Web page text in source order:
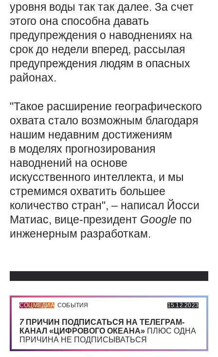
уровня воды так так далее. За счет
этого она способна давать
предупреждения о наводнениях на
срок до недели вперед, рассылая
предупреждения людям в опасных
районах.
"Такое расширение географического
охвата стало возможным благодаря
нашим недавним достижениям
в моделях прогнозирования
наводнений на основе
искусственного интеллекта, и мы
стремимся охватить большее
количество стран", – написал Йосси
Матиас, вице-президент Google по
инженерным разработкам.
СОЦМЕДИА СОБЫТИЯ 15.12.2023
7 ПРИЧИН ПОДПИСАТЬСЯ НА ТЕЛЕГРАМ-
КАНАЛ «ЦИФРОВОГО ОКЕАНА» ПЛЮС ОДНА
ПРИЧИНА НЕ ПОДПИСЫВАТЬСЯ